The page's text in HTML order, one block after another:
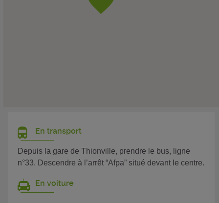
En transport
Depuis la gare de Thionville, prendre le bus, ligne
n°33. Descendre à l’arrêt “Afpa” situé devant le centre.
En voiture